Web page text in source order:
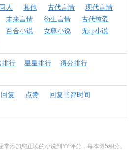
同人 其他 古代言情
现代言情
未来言情 衍生言情
古代纯爱
百合小说 女尊小说
无cp小说
排行 星星排行
得分排行
回复 点赞
回复书评时间
常添加您正读的小说到YY评分，每本得5积分。